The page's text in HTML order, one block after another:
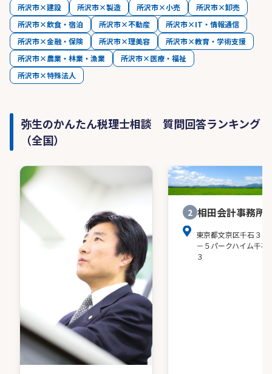
所沢市×建設 所沢市×製造 所沢市×小売
所沢市×卸売
所沢市×飲食・宿泊
所沢市×不動産
所沢市×IT・情報通信
所沢市×金融・保険
所沢市×理美容
所沢市×教育・学術支援
所沢市×農業・林業・漁業
所沢市×医療・福祉
所沢市×特殊法人
弥生のかんたん税理士相談 質問回答ランキング
（全国）
2 相田会計事務所
東京都文京区千石３－
－５パークハイム千石
３